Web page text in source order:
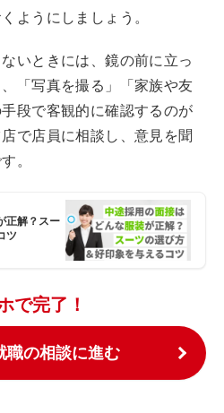
ようにしましょう。
いときには、鏡の前に立っ
「写真を撮る」「家族や友
段で客観的に確認するのが
で店員に相談し、意見を聞
。
正解？スー
ツ
で完了！
職の相談に進む